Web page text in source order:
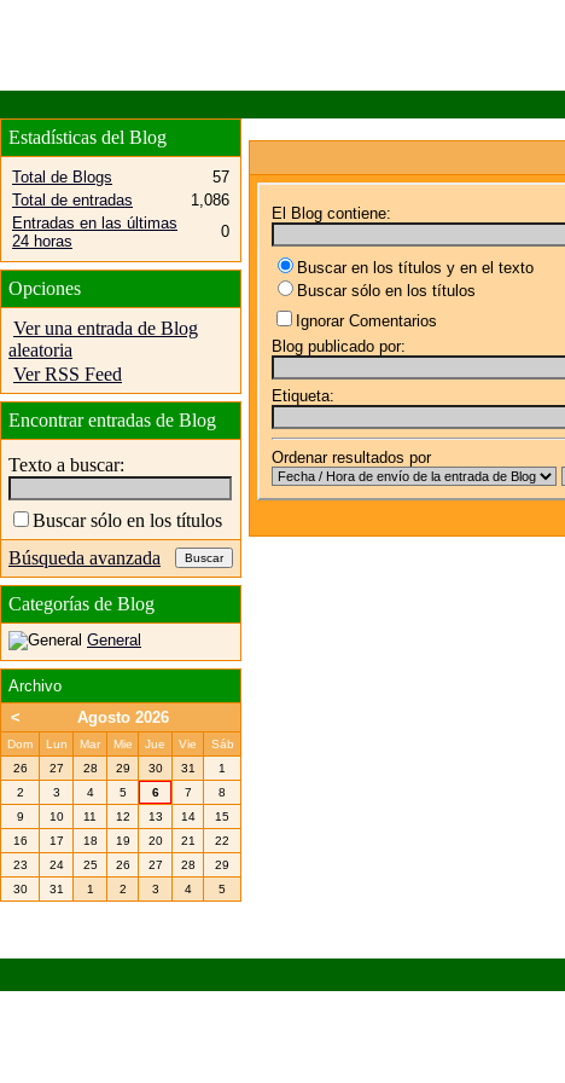
El Blog contiene:
Buscar en los títulos y en el texto
Buscar sólo en los títulos
Ignorar Comentarios
Blog publicado por:
Etiqueta:
Ordenar resultados por
Estadísticas del Blog
Total de Blogs
57
Total de entradas
1,086
Entradas en las últimas
24 horas
0
Opciones
Ver una entrada de Blog
aleatoria
Ver RSS Feed
Encontrar entradas de Blog
Texto a buscar:
Buscar sólo en los títulos
Búsqueda avanzada
Categorías de Blog
General
Archivo
<
Agosto 2026
Dom Lun Mar Mie Jue Vie
Sáb
26
27 28 29 30 31
1
2
3 4 5 6 7
8
9
10 11 12 13 14
15
16
17 18 19 20 21
22
23
24 25 26 27 28
29
30
31 1 2 3 4 5